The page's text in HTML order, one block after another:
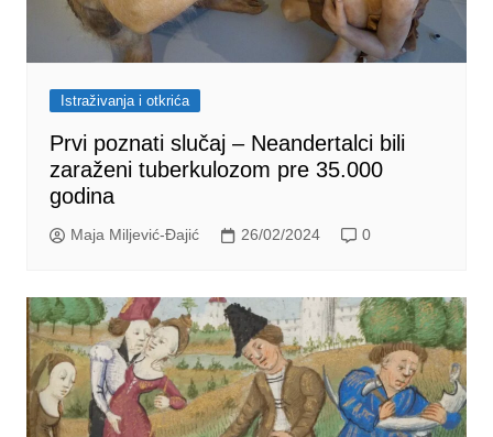
Istraživanja i otkrića
Prvi poznati slučaj – Neandertalci bili
zaraženi tuberkulozom pre 35.000
godina
Maja Miljević-Đajić 26/02/2024 0